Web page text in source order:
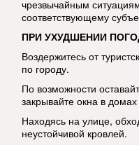
чрезвычайным
соответствующему
ПРИ УХУДШЕНИИ
Воздержитесь от
по городу.
По возможности
закрывайте окна в
Находясь на улице,
неустойчивой кровлей.